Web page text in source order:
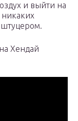
и выйти на
Хендай